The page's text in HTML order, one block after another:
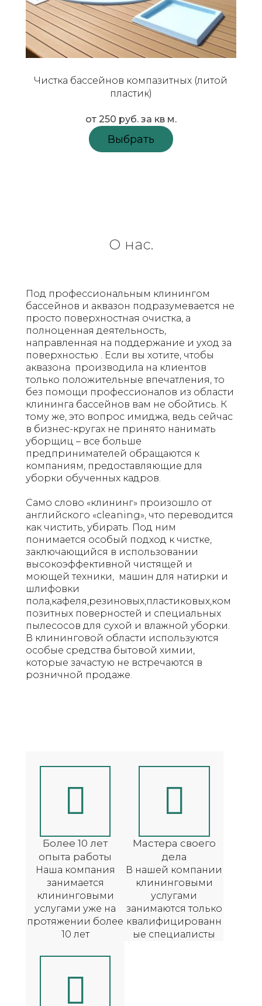
Чистка бассейнов компазитных (литой
пластик)
от 250 руб. за кв м.
Выбрать
О нас.
Под профессиональным клинингом
бассейнов и аквазон подразумевается не
просто поверхностная очистка, а
полноценная деятельность,
направленная на поддержание и уход за
поверхностью . Если вы хотите, чтобы
аквазона производила на клиентов
только положительные впечатления, то
без помощи профессионалов из области
клининга бассейнов вам не обойтись. К
тому же, это вопрос имиджа, ведь сейчас
в бизнес-кругах не принято нанимать
уборщиц – все больше
предпринимателей обращаются к
компаниям, предоставляющие для
уборки обученных кадров.
Само слово «клининг» произошло от
английского «cleaning», что переводится
как чистить, убирать. Под ним
понимается особый подход к чистке,
заключающийся в использовании
высокоэффективной чистящей и
моющей техники, машин для натирки и
шлифовки
пола,кафеля,резиновых,пластиковых,ком
позитных поверностей и специальных
пылесосов для сухой и влажной уборки.
В клининговой области используются
особые средства бытовой химии,
которые зачастую не встречаются в
розничной продаже.
Более 10 лет
опыта работы
Наша компания
занимается
клининговыми
услугами уже на
протяжении более
10 лет
Мастера своего
дела
В нашей компании
клининговыми
услугами
занимаются только
квалифицированн
ые специалисты